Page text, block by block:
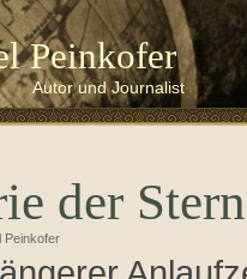
Peinkofer
Autor und Journalist
der
Peinkofer